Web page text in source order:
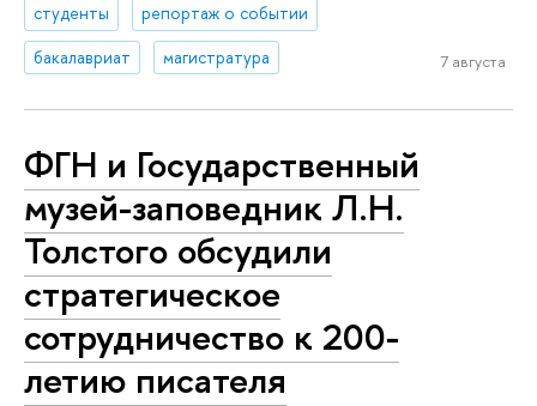
студенты
репортаж о событии
бакалавриат
магистратура 7 августа
ФГН и Государственный
музей-заповедник Л.Н.
Толстого обсудили
стратегическое
сотрудничество к 200-
летию писателя